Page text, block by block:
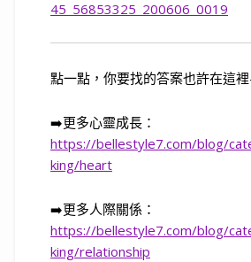
點一點，你要找的答案也許在這裡
➡️更多心靈成長：
https://bellestyle7.com/blog/
king/heart
➡️更多人際關係：
https://bellestyle7.com/blog/
king/relationship